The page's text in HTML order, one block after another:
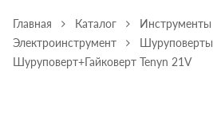
Главная Каталог
Инструменты
Электроинструмент
Шуруповерты
Шуруповерт+Гайковерт Tenyn 21V